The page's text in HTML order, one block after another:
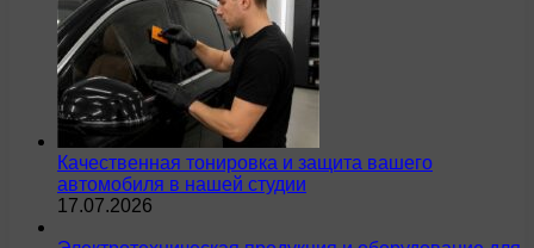
Качественная тонировка и защита вашего
автомобиля в нашей студии
17.07.2026